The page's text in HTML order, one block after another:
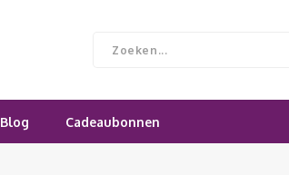
Blog Cadeaubonnen